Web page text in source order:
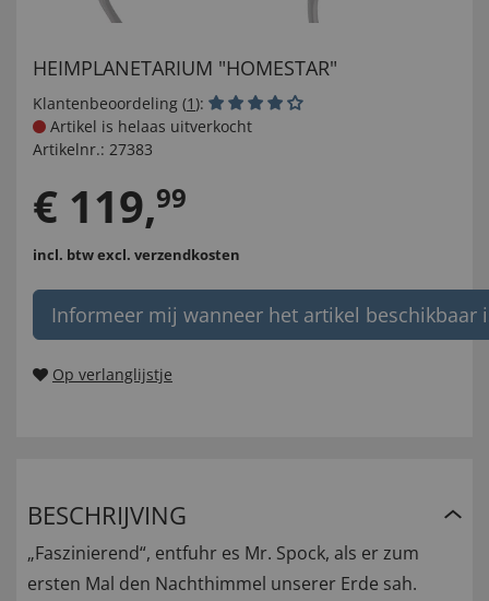
HEIMPLANETARIUM "HOMESTAR"
Klantenbeoordeling (1):
Artikel is helaas uitverkocht
Artikelnr.: 27383
€ 119,99
incl. btwexcl. verzendkosten
Informeer mij wanneer het artikel beschikbaar
Op verlanglijstje
BESCHRIJVING
„Faszinierend“, entfuhr es Mr. Spock, als er zum
ersten Mal den Nachthimmel unserer Erde sah.